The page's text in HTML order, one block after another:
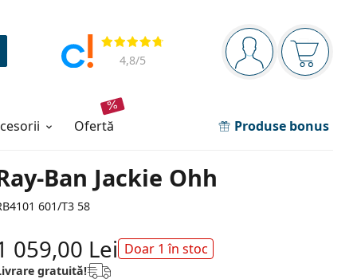
Panou de navigare
Sunteți logat
Coșul
Opinii
4,8/5
ofertă Produse bonus
Ban Jackie Ohh
601/T3 58
059,00 Lei Doar 1 în stoc
gratuită!